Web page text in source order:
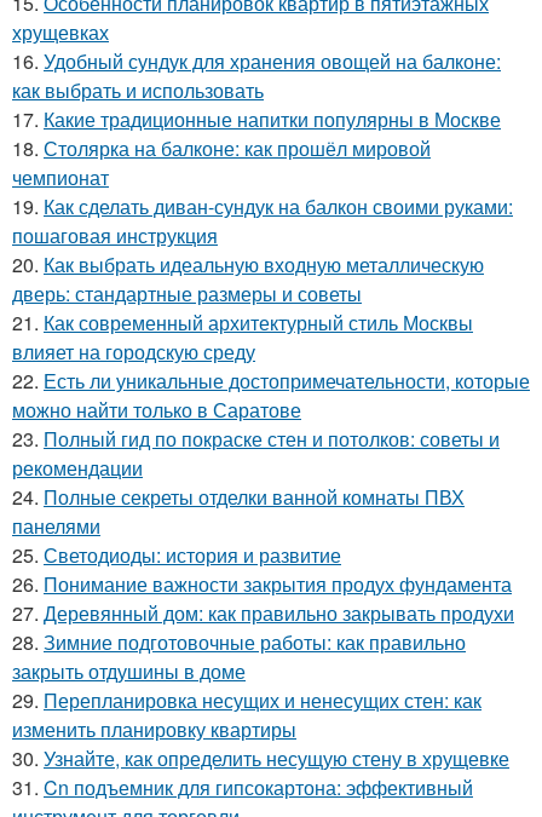
хрущевках
16. Удобный сундук для хранения овощей на балконе:
как выбрать и использовать
17. Какие традиционные напитки популярны в Москве
18. Столярка на балконе: как прошёл мировой
чемпионат
19. Как сделать диван-сундук на балкон своими руками:
пошаговая инструкция
20. Как выбрать идеальную входную металлическую
дверь: стандартные размеры и советы
21. Как современный архитектурный стиль Москвы
влияет на городскую среду
22. Есть ли уникальные достопримечательности, которые
можно найти только в Саратове
23. Полный гид по покраске стен и потолков: советы и
рекомендации
24. Полные секреты отделки ванной комнаты ПВХ
панелями
25. Светодиоды: история и развитие
26. Понимание важности закрытия продух фундамента
27. Деревянный дом: как правильно закрывать продухи
28. Зимние подготовочные работы: как правильно
закрыть отдушины в доме
29. Перепланировка несущих и ненесущих стен: как
изменить планировку квартиры
30. Узнайте, как определить несущую стену в хрущевке
31. Cn подъемник для гипсокартона: эффективный